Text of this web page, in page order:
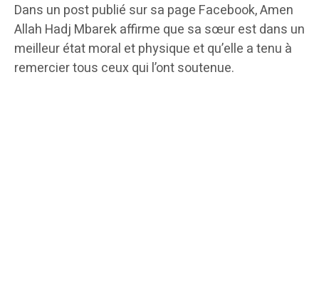
Dans un post publié sur sa page Facebook, Amen
Allah Hadj Mbarek affirme que sa sœur est dans un
meilleur état moral et physique et qu’elle a tenu à
remercier tous ceux qui l’ont soutenue.